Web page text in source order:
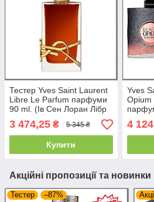
Тестер Yves Saint Laurent
Libre Le Parfum парфуми
90 ml. (Ів Ceн Лоран Лібр
Ле Парфум)
3 474,25 ₴ 5 345 ₴
Купити
Yves
Opium
(Ів
4 124
Акційні пропозиції та новинки
Тестер –87%